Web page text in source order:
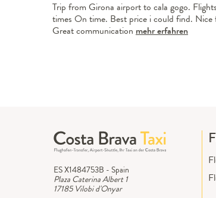
Trip from Girona airport to cala gogo.
times On time. Best price i could find. Nice
Great communication mehr erfahren
ES X1484753B - Spain
Plaza Caterina Albert 1
17185 Vilobi d'Onyar